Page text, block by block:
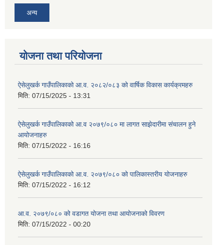
अन्य
योजना तथा परियोजना
ऐसेलुखर्क गाउँपालिकाको आ.व. २०८२/०८३ को वार्षिक विकास कार्यक्रमहरु
मिति: 07/15/2025 - 13:31
ऐसेलुखर्क गाउँपालिकाको आ.व २०७९/०८० मा लागत साझेदारीमा संचालन हुने
आयोजनाहरु
मिति: 07/15/2022 - 16:16
ऐसेलुखर्क गाउँपालिकाको आ.व. २०७९/०८० को पालिकास्तरीय योजनाहरु
मिति: 07/15/2022 - 16:12
आ.व. २०७९/०८० को वडागत योजना तथा आयोजनाको विवरण
मिति: 07/15/2022 - 00:20